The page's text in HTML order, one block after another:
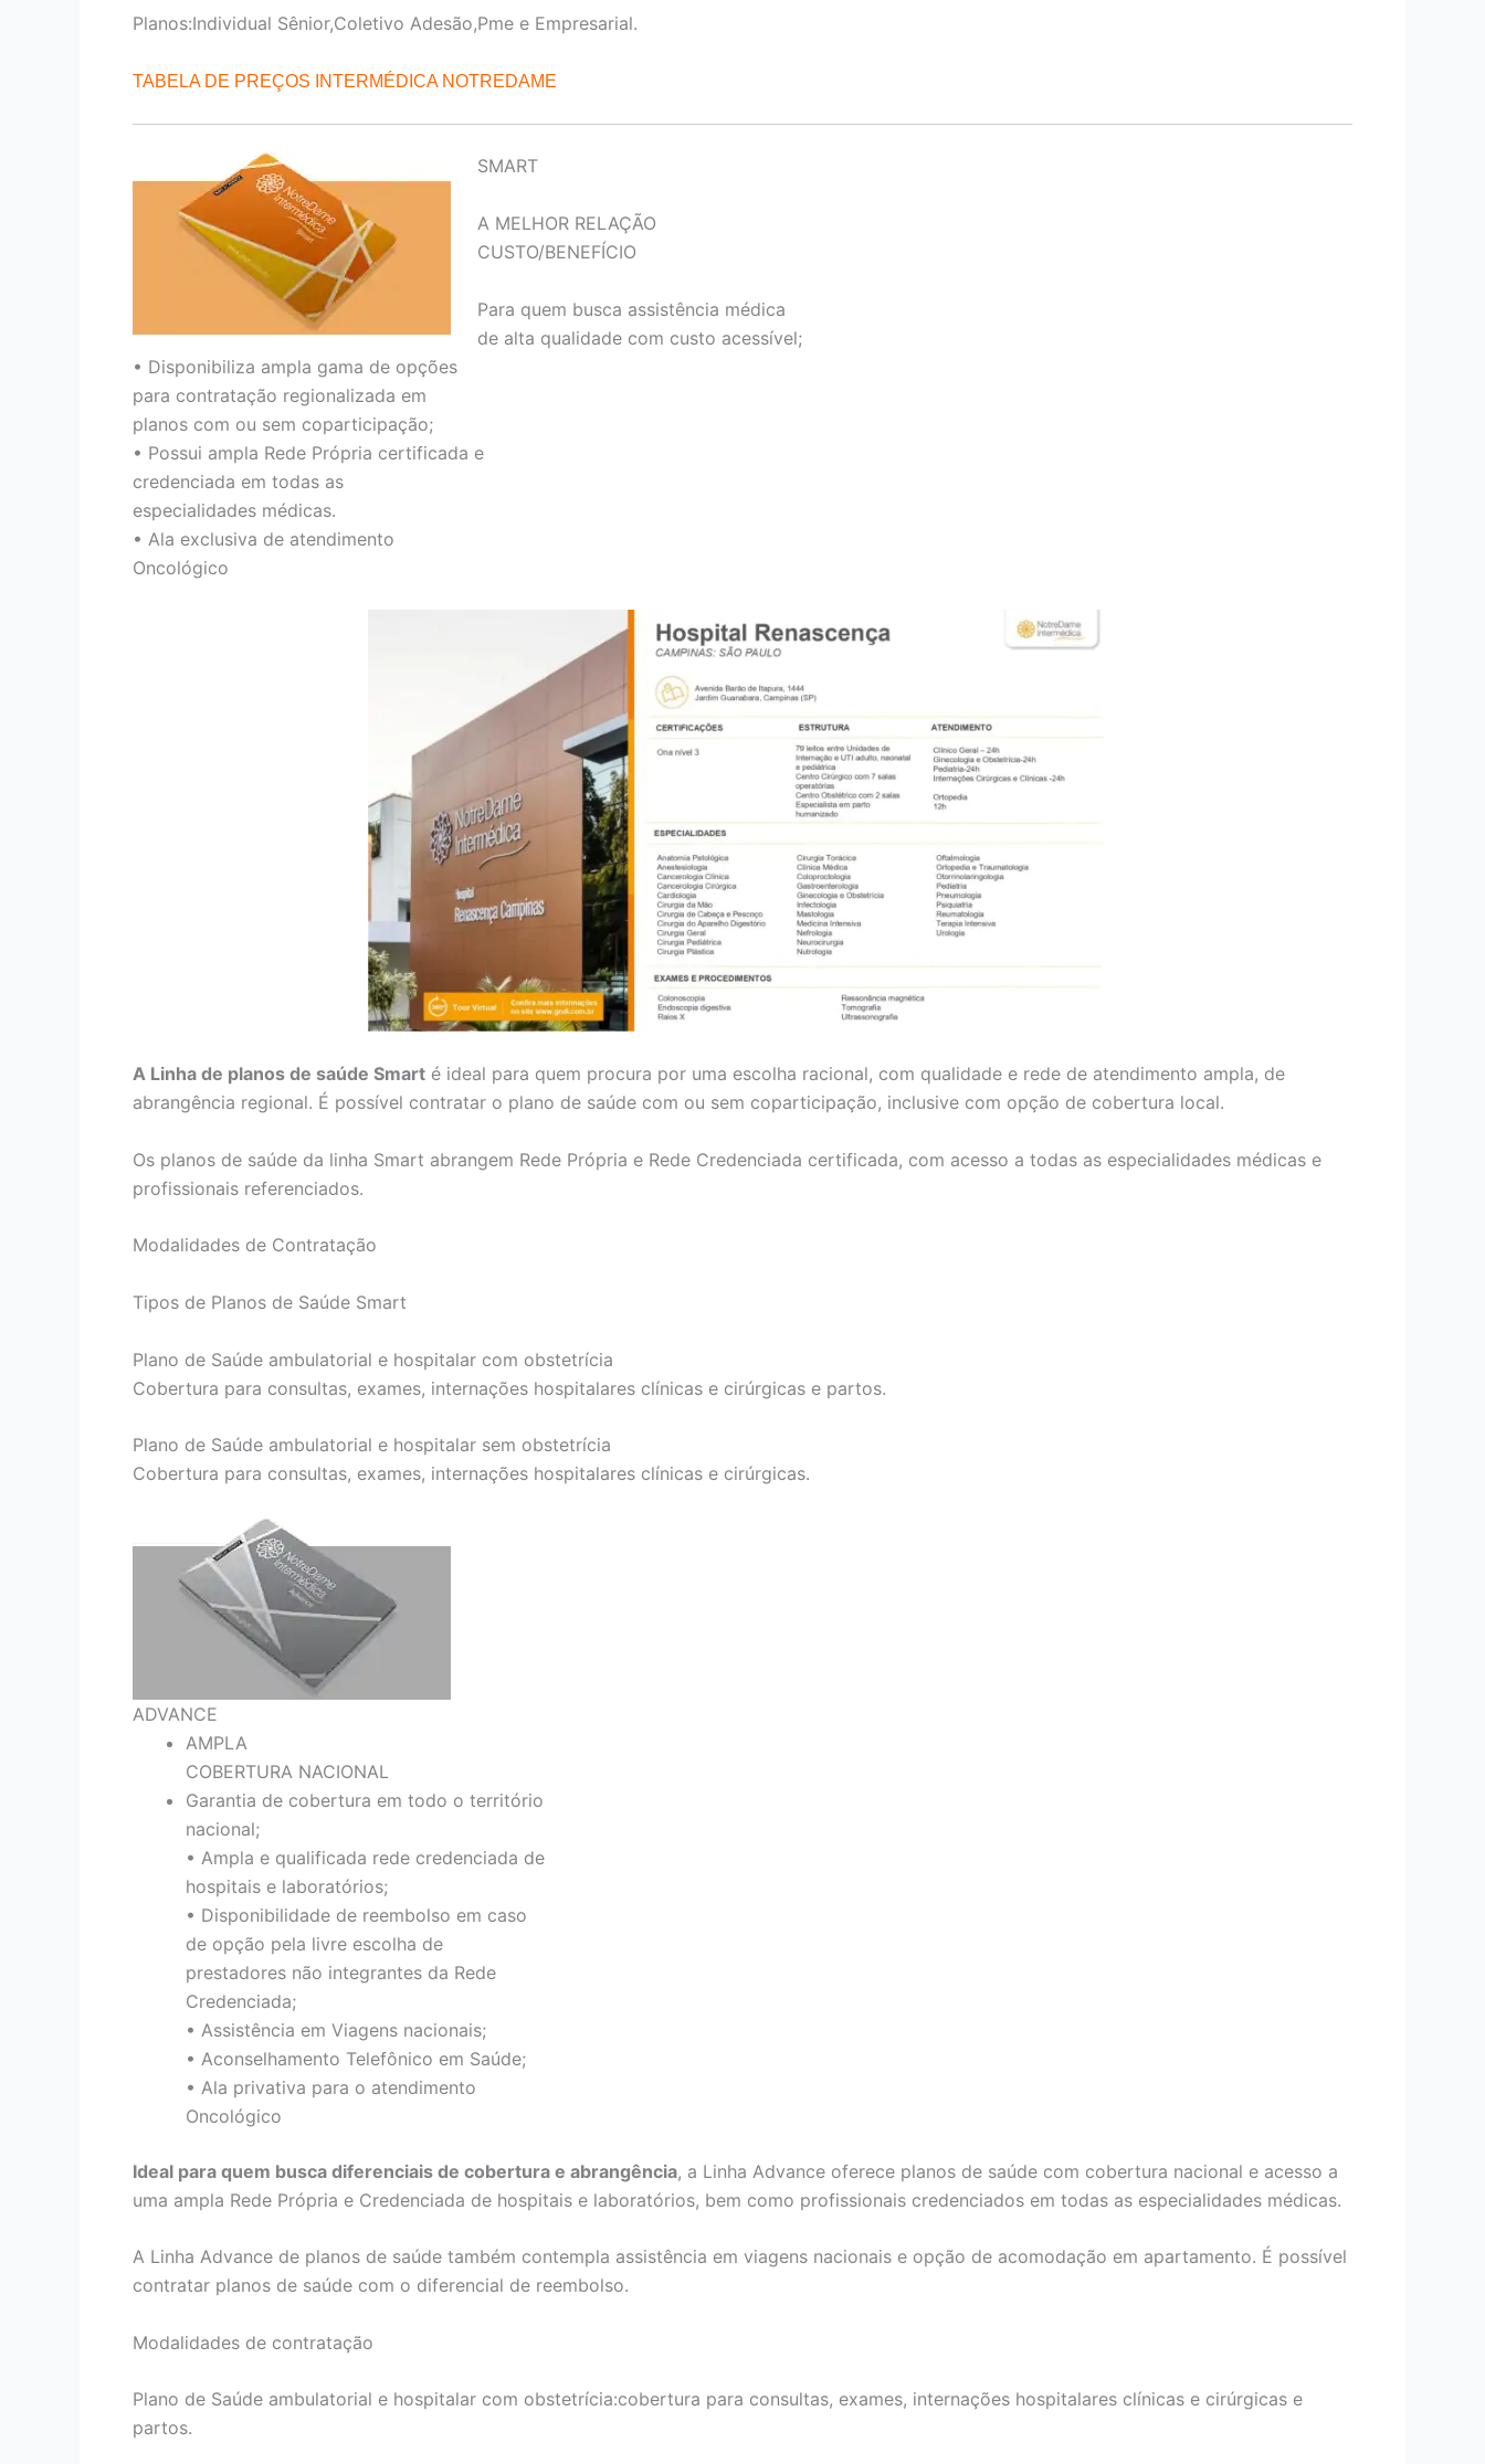
Planos:Individual Sênior,Coletivo Adesão,Pme e Empresarial.
TABELA DE PREÇOS INTERMÉDICA NOTREDAME
SMART
A MELHOR RELAÇÃO
CUSTO/BENEFÍCIO
Para quem busca assistência médica
de alta qualidade com custo acessível;
• Disponibiliza ampla gama de opções
para contratação regionalizada em
planos com ou sem coparticipação;
• Possui ampla Rede Própria certificada e
credenciada em todas as
especialidades médicas.
• Ala exclusiva de atendimento
Oncológico
A Linha de planos de saúde Smart é ideal para quem procura por uma escolha racional, com qualidade e rede de atendimento ampla, de
abrangência regional. É possível contratar o plano de saúde com ou sem coparticipação, inclusive com opção de cobertura local.
Os planos de saúde da linha Smart abrangem Rede Própria e Rede Credenciada certificada, com acesso a todas as especialidades médicas e
profissionais referenciados.
Modalidades de Contratação
Tipos de Planos de Saúde Smart
Plano de Saúde ambulatorial e hospitalar com obstetrícia
Cobertura para consultas, exames, internações hospitalares clínicas e cirúrgicas e partos.
Plano de Saúde ambulatorial e hospitalar sem obstetrícia
Cobertura para consultas, exames, internações hospitalares clínicas e cirúrgicas.
ADVANCE
AMPLA
COBERTURA NACIONAL
Garantia de cobertura em todo o território
nacional;
• Ampla e qualificada rede credenciada de
hospitais e laboratórios;
• Disponibilidade de reembolso em caso
de opção pela livre escolha de
prestadores não integrantes da Rede
Credenciada;
• Assistência em Viagens nacionais;
• Aconselhamento Telefônico em Saúde;
• Ala privativa para o atendimento
Oncológico
Ideal para quem busca diferenciais de cobertura e abrangência, a Linha Advance oferece planos de saúde com cobertura nacional e acesso a
uma ampla Rede Própria e Credenciada de hospitais e laboratórios, bem como profissionais credenciados em todas as especialidades médicas.
A Linha Advance de planos de saúde também contempla assistência em viagens nacionais e opção de acomodação em apartamento. É possível
contratar planos de saúde com o diferencial de reembolso.
Modalidades de contratação
Plano de Saúde ambulatorial e hospitalar com obstetrícia:cobertura para consultas, exames, internações hospitalares clínicas e cirúrgicas e
partos.